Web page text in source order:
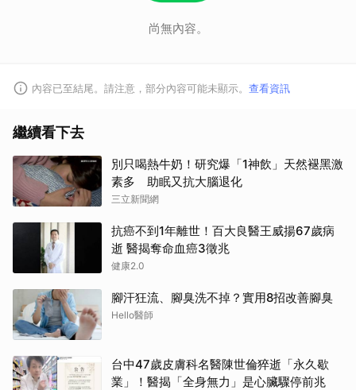
尚無內容。
內容已至結尾。請注意，部分內容可能未顯示。 查看資訊
繼續看下去
別只喝熱牛奶！研究爆「1神飲」天然褪黑激
素多 助眠又抗大腦退化
三立新聞網
抗癌不到1年離世！百大良醫王威揚67歲病
逝 醫揭奪命血癌3徵兆
健康2.0
腳汗狂流、腳臭洗不掉？實用8招改善腳臭
Hello醫師
台中47歲皮膚科名醫陳世倫猝逝「永久歇
業」！醫揭「全身無力」是心臟驟停前兆